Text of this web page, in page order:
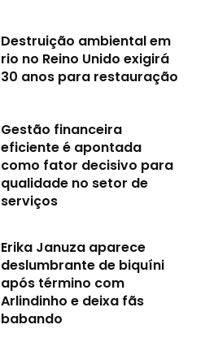
Destruição ambiental em
rio no Reino Unido exigirá
30 anos para restauração
Gestão financeira
eficiente é apontada
como fator decisivo para
qualidade no setor de
serviços
Erika Januza aparece
deslumbrante de biquíni
após término com
Arlindinho e deixa fãs
babando